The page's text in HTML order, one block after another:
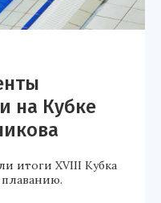
на Кубке
итоги XVIII Кубка